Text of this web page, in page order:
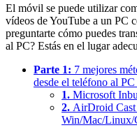
El móvil se puede utilizar
vídeos de YouTube a un PC
preguntarte cómo puedes
al PC? Estás en el lugar
Parte 1: 7 mejores
desde el teléfono al
1. Microsoft
2. AirDroid
Win/Mac/Linux/